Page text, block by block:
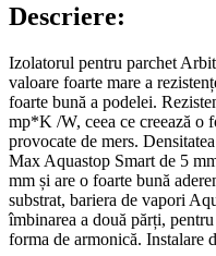
Descriere:
Izolatorul pentru parchet
valoare foarte mare a
foarte bună a podelei.
mp*K /W, ceea ce creează o
provocate de mers.
Max Aquastop Smart de 5
mm și are o foarte bună
substrat, bariera de vapori
îmbinarea a două părți,
forma de armonică. Instalare